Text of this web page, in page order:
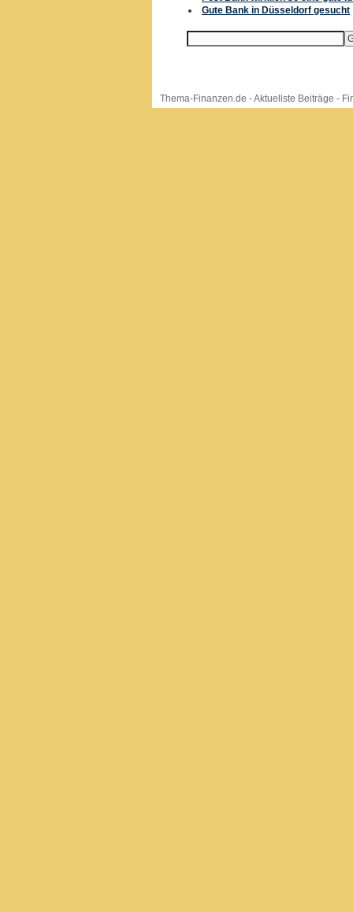
Gute Bank in Düsseldorf gesucht
Thema-Finanzen.de -Aktuellste Beiträge -